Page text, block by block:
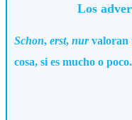
Los
Schon, erst, nurvaloran
cosa, si es mucho o